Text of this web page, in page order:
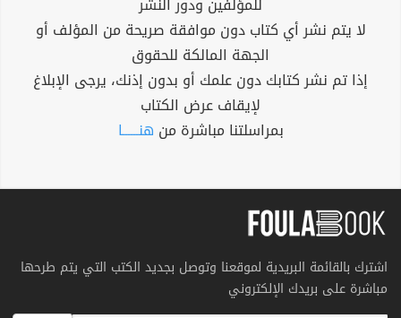
لا يتم نشر أي كتاب دون موافقة صريحة من المؤلف أو
الجهة المالكة للحقوق
إذا تم نشر كتابك دون علمك أو بدون إذنك، يرجى الإبلاغ
لإيقاف عرض الكتاب
بمراسلتنا مباشرة من هنــــــا
اشترك بالقائمة البريدية لموقعنا وتوصل بجديد الكتب التي يتم طرحها
مباشرة على بريدك الإلكتروني